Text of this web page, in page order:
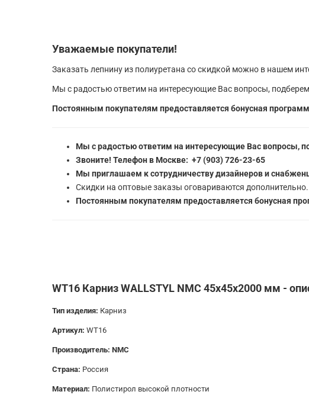
Уважаемые покупатели!
Заказать лепнину из полиуретана со скидкой можно в нашем
Мы с радостью ответим на интересующие Вас вопросы,
Постоянным покупателям предоставляется бонусная
Мы с радостью ответим на интересующие Вас вопросы,
Звоните! Телефон в Москве: +7 (903) 726-23-65
Мы приглашаем к сотрудничеству дизайнеров и
Скидки на оптовые заказы оговариваются дополнительно.
Постоянным покупателям предоставляется бонусная
WT16 Карниз WALLSTYL NMC 45х45х2000 мм -
Тип изделия: Карниз
Артикул: WT16
Производитель: NMC
Страна: Россия
Материал: Полистирол высокой плотности